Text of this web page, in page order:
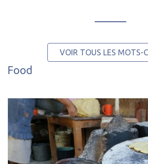
VOIR TOUS LES MOTS-
Food